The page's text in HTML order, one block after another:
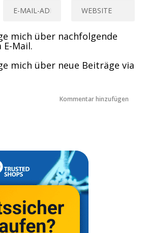
mich über nachfolgende
Mail.
mich über neue Beiträge via